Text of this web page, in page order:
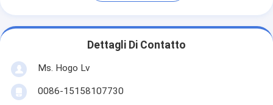
Dettagli Di Contatto
Ms. Hogo Lv
0086-15158107730